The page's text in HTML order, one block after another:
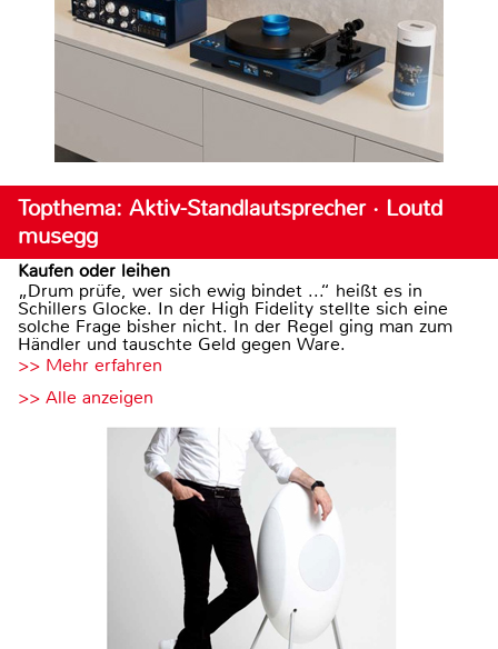
Topthema: Aktiv-Standlautsprecher · Loutd
musegg
Kaufen oder leihen
„Drum prüfe, wer sich ewig bindet ...“ heißt es in
Schillers Glocke. In der High Fidelity stellte sich eine
solche Frage bisher nicht. In der Regel ging man zum
Händler und tauschte Geld gegen Ware.
>> Mehr erfahren
>> Alle anzeigen